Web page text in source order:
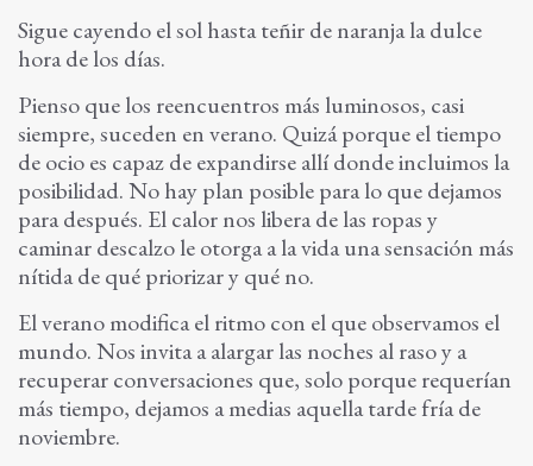
Sigue cayendo el sol hasta teñir de naranja la dulce
hora de los días.
Pienso que los reencuentros más luminosos, casi
siempre, suceden en verano. Quizá porque el tiempo
de ocio es capaz de expandirse allí donde incluimos la
posibilidad. No hay plan posible para lo que dejamos
para después. El calor nos libera de las ropas y
caminar descalzo le otorga a la vida una sensación más
nítida de qué priorizar y qué no.
El verano modifica el ritmo con el que observamos el
mundo. Nos invita a alargar las noches al raso y a
recuperar conversaciones que, solo porque requerían
más tiempo, dejamos a medias aquella tarde fría de
noviembre.